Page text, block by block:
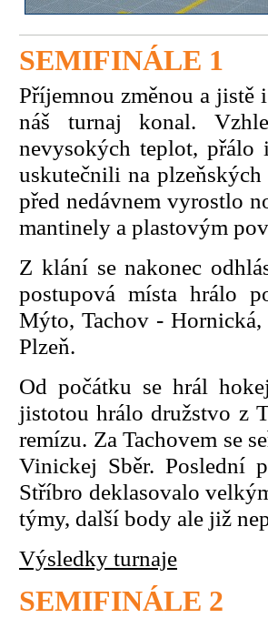
SEMIFINÁLE 1
Příjemnou změnou a jistě
náš turnaj konal.
nevysokých teplot,
uskutečnili na
před nedávnem vyrostlo
mantinely a plastovým
Z klání se nakonec
postupová místa hrálo
Mýto, Tachov -
Plzeň.
Od počátku se hrál
jistotou hrálo družstvo z
remízu. Za Tachovem se
Vinickej Sběr. Poslední
Stříbro deklasovalo
týmy, další body ale již
Výsledky turnaje
SEMIFINÁLE 2